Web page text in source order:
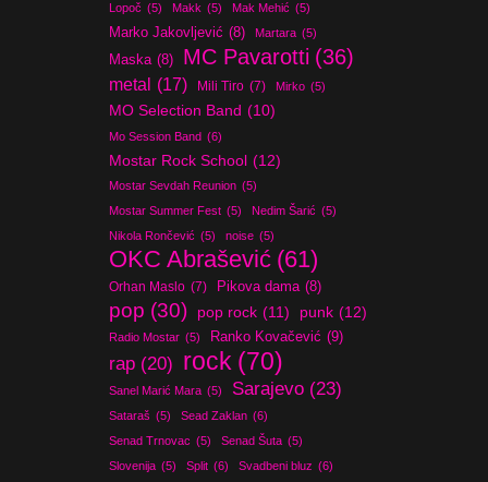
Lopoč (5) Makk (5) Mak Mehić (5)
Marko Jakovljević (8) Martara (5)
Maska (8) MC Pavarotti (36)
metal (17) Mili Tiro (7) Mirko (5)
MO Selection Band (10)
Mo Session Band (6)
Mostar Rock School (12)
Mostar Sevdah Reunion (5)
Mostar Summer Fest (5) Nedim Šarić (5)
Nikola Rončević (5) noise (5)
OKC Abrašević (61)
Orhan Maslo (7) Pikova dama (8)
pop (30) pop rock (11) punk (12)
Radio Mostar (5) Ranko Kovačević (9)
rap (20) rock (70)
Sanel Marić Mara (5) Sarajevo (23)
Sataraš (5) Sead Zaklan (6)
Senad Trnovac (5) Senad Šuta (5)
Slovenija (5) Split (6) Svadbeni bluz (6)